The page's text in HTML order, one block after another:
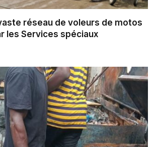
réseau de voleurs de motos
les Services spéciaux